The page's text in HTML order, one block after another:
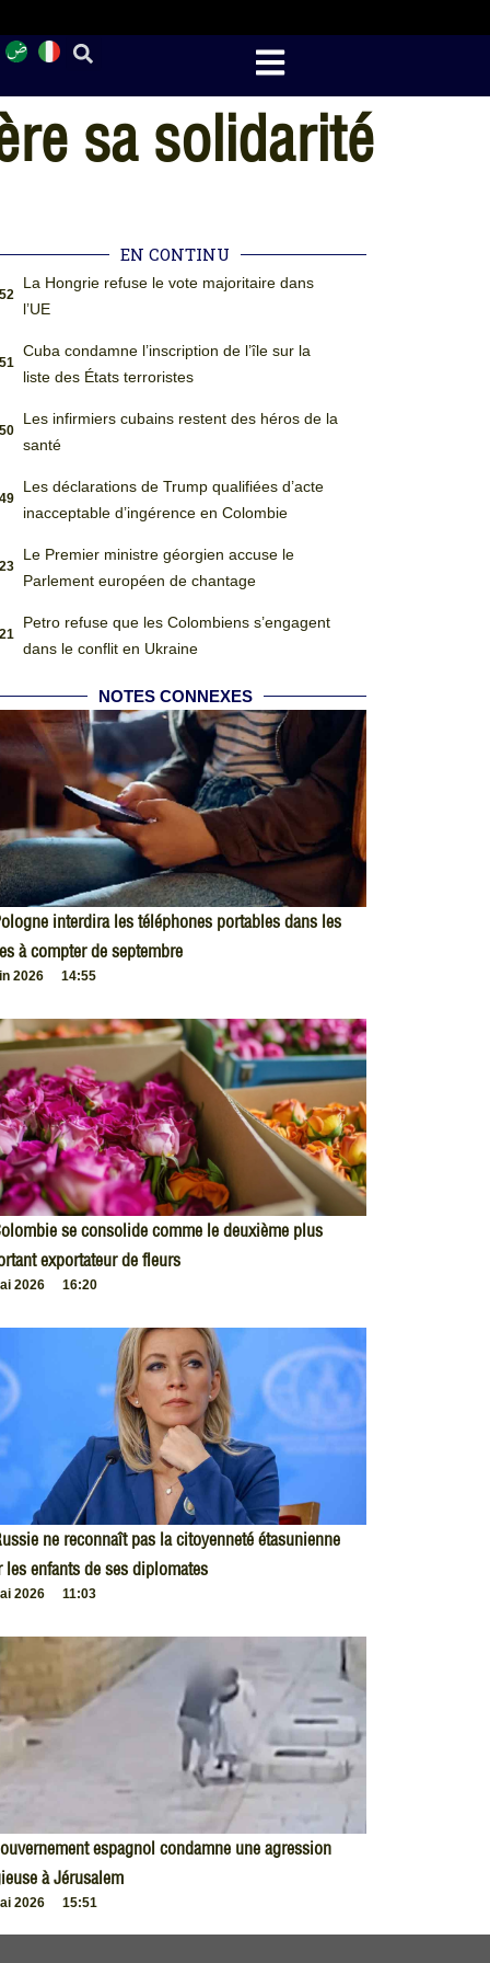
sa solidarité
EN CONTINU
La Hongrie refuse le vote majoritaire dans
l’UE
Cuba condamne l’inscription de l’île sur la
liste des États terroristes
Les infirmiers cubains restent des héros de la
santé
Les déclarations de Trump qualifiées d’acte
inacceptable d’ingérence en Colombie
Le Premier ministre géorgien accuse le
Parlement européen de chantage
Petro refuse que les Colombiens s’engagent
dans le conflit en Ukraine
NOTES CONNEXES
interdira les téléphones portables dans les
à compter de septembre
2026 14:55
se consolide comme le deuxième plus
exportateur de fleurs
2026 16:20
ne reconnaît pas la citoyenneté étasunienne
les enfants de ses diplomates
2026 11:03
espagnol condamne une agression
à Jérusalem
2026 15:51